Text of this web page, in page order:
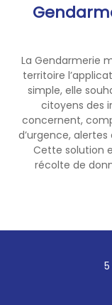
La Gendarmerie
territoire
simple, elle
citoyens des
concernent,
d’urgence,
Cette solution
récolte de